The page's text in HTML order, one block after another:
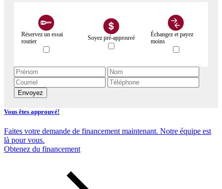
Réservez un essai
routier
Soyez pré-approuvé
Échangez et payez
moins
Envoyez
Vous êtes approuvé!
Faites votre demande de financement maintenant. Notre équipe est
là pour vous.
Obtenez du financement